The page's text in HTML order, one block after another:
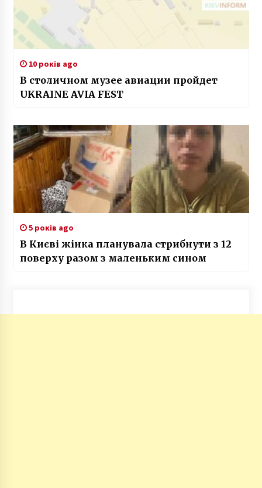
10 років ago
В столичном музее авиации пройдет
UKRAINE AVIA FEST
5 років ago
В Києві жінка планувала стрибнути з 12
поверху разом з маленьким сином